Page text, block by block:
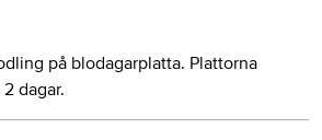
på blodagarplatta. Plattorna
dagar.